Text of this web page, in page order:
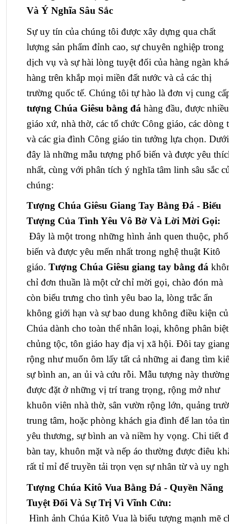
Và Ý Nghĩa Sâu Sắc
Sự uy tín của chúng tôi được xây dựng qua chất
lượng sản phẩm đỉnh cao, sự chuyên nghiệp trong
dịch vụ và sự hài lòng tuyệt đối của hàng ngàn
hàng trên khắp mọi miền đất nước và cả các thị
trường quốc tế. Chúng tôi tự hào là đơn vị cung
tượng Chúa Giêsu bằng đá hàng đầu, được nhiều
giáo xứ, nhà thờ, các tổ chức Công giáo, các dòng
và các gia đình Công giáo tin tưởng lựa chọn. Dưới
đây là những mẫu tượng phổ biến và được yêu
nhất, cùng với phân tích ý nghĩa tâm linh sâu sắc
chúng:
Tượng Chúa Giêsu Giang Tay Bằng Đá - Biểu
Tượng Của Tình Yêu Vô Bờ Và Lời Mời Gọi:
Đây là một trong những hình ảnh quen thuộc, phổ
biến và được yêu mến nhất trong nghệ thuật Kitô
giáo. Tượng Chúa Giêsu giang tay bằng đá
chỉ đơn thuần là một cử chỉ mời gọi, chào đón mà
còn biểu trưng cho tình yêu bao la, lòng trắc ẩn
không giới hạn và sự bao dung không điều kiện
Chúa dành cho toàn thể nhân loại, không phân biệt
chủng tộc, tôn giáo hay địa vị xã hội. Đôi tay
rộng như muốn ôm lấy tất cả những ai đang tìm
sự bình an, an ủi và cứu rỗi. Mẫu tượng này
được đặt ở những vị trí trang trọng, rộng mở như
khuôn viên nhà thờ, sân vườn rộng lớn, quảng
trung tâm, hoặc phòng khách gia đình để lan tỏa
yêu thương, sự bình an và niềm hy vọng. Chi tiết
bàn tay, khuôn mặt và nếp áo thường được điêu
rất tỉ mỉ để truyền tải trọn vẹn sự nhân từ và uy
Tượng Chúa Kitô Vua Bằng Đá - Quyền Năng
Tuyệt Đối Và Sự Trị Vì Vĩnh Cửu:
Hình ảnh Chúa Kitô Vua là biểu tượng mạnh mẽ